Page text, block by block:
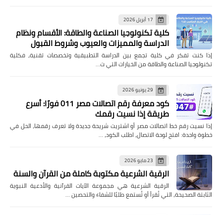
17 أبريل 2026
كلية تكنولوجيا الصناعة والطاقة: الأقسام ونظام
الدراسة والمميزات والعيوب وشروط القبول
إذا كنت تفكر في كلية تجمع بين الدراسة التطبيقية وتخصصات تقنية، فكلية
تكنولوجيا الصناعة والطاقة من الخيارات التي ت…
29 يونيو 2026
كود معرفة رقم اتصالات مصر 011 فورًا: أسرع
طريقة إذا نسيت رقمك
إذا نسيت رقم خط اتصالات مصر أو اشتريت شريحة جديدة ولا تعرف رقمها، الحل في
خطوة واحدة: افتح لوحة الاتصال، اطلب الكود، …
23 مايو 2026
الرقية الشرعية مكتوبة كاملة من القرآن والسنة
الرقية الشرعية هي مجموعة الآيات القرآنية والأدعية النبوية
الثابتة الصحيحة، التي تُقرأ أو تُستمع طلبًا للشفاء والتحصين …